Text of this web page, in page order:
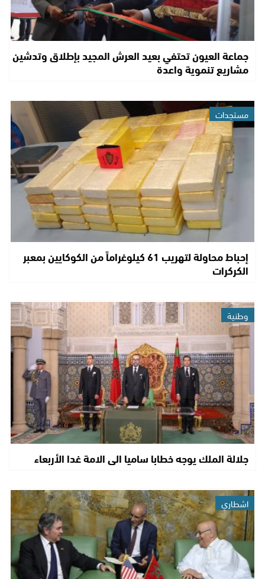
جماعة العيون تحتفي بعيد العرش المجيد بإطلاق وتدشين
مشاريع تنموية واعدة
مستجدات
إحباط محاولة لتهريب 61 كيلوغراماً من الكوكايين بمعبر
الكركرات
وطنية
جلالة الملك يوجه خطابا ساميا الى الامة غدا الأربعاء
اشطاري